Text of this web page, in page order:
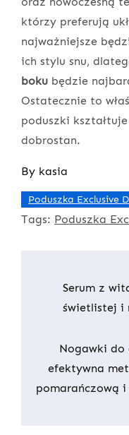
którzy preferują
najważniejsze
ich stylu snu,
boku będzie
Ostatecznie to
poduszki
dobrostan.
By kasia
Poduszka Exclusive
Tags: Poduszka
wpisu
Serum z
świetlistej i
Nogawki do
efektywna
pomarańczową